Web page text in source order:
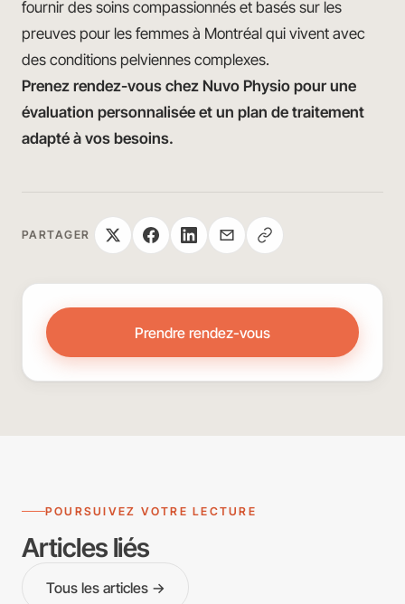
fournir des soins compassionnés et basés sur les
preuves pour les femmes à Montréal qui vivent avec
des conditions pelviennes complexes.
Prenez rendez-vous chez Nuvo Physio pour une
évaluation personnalisée et un plan de traitement
adapté à vos besoins.
PARTAGER
Prendre rendez-vous
POURSUIVEZ VOTRE LECTURE
Articles liés
Tous les articles →